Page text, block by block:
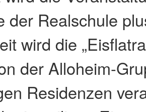
der Realschule
wird die
der Alloheim-
Residenzen